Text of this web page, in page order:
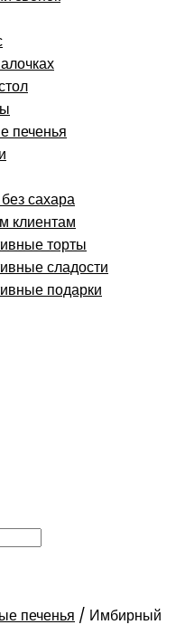
печенья
сахара
клиентам
торты
сладости
подарки
печенья / Имбирный